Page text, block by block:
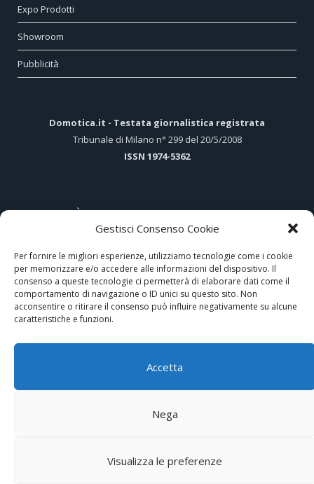
Gestisci Consenso Cookie
Per fornire le migliori esperienze, utilizziamo tecnologie come i cookie
per memorizzare e/o accedere alle informazioni del dispositivo. Il
consenso a queste tecnologie ci permetterà di elaborare dati come il
comportamento di navigazione o ID unici su questo sito. Non
acconsentire o ritirare il consenso può influire negativamente su alcune
caratteristiche e funzioni.
Accetta
Nega
Visualizza le preferenze
Expo Prodotti
Showroom
Pubblicità
Domotica.it - Testata giornalistica registrata
Tribunale di Milano n° 299 del 20/5/2008
ISSN 1974-5362
ARTICOLI PIÙ LETTI
Hi-Tech e tradizione nel cuore di Assisi
Comunicatore telefonico GSM/GPRS 473-29X di DAITEM, la
sicurezza avanzata anche via MMS
Antifurto casa senza fili
Continua l’evoluzione in chiave hi-tech
Newsletter